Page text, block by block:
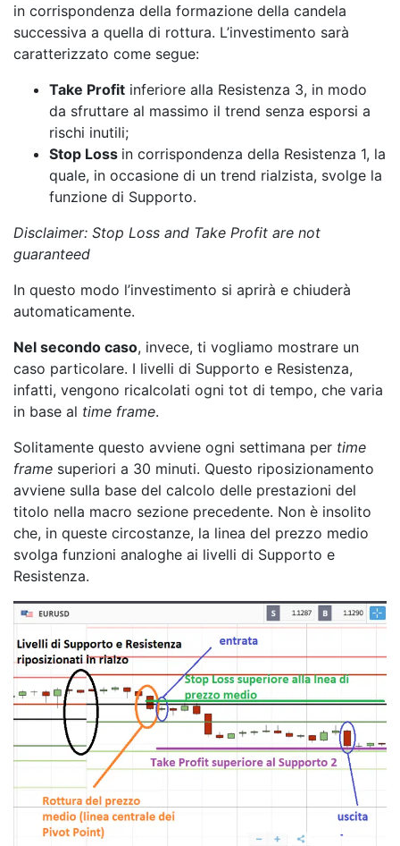
in corrispondenza della formazione della candela
successiva a quella di rottura. L’investimento sarà
caratterizzato come segue:
Take Profit inferiore alla Resistenza 3, in modo
da sfruttare al massimo il trend senza esporsi a
rischi inutili;
Stop Loss in corrispondenza della Resistenza 1, la
quale, in occasione di un trend rialzista, svolge la
funzione di Supporto.
Disclaimer: Stop Loss and Take Profit are not
guaranteed
In questo modo l’investimento si aprirà e chiuderà
automaticamente.
Nel secondo caso, invece, ti vogliamo mostrare un
caso particolare. I livelli di Supporto e Resistenza,
infatti, vengono ricalcolati ogni tot di tempo, che varia
in base al time frame.
Solitamente questo avviene ogni settimana per time
frame superiori a 30 minuti. Questo riposizionamento
avviene sulla base del calcolo delle prestazioni del
titolo nella macro sezione precedente. Non è insolito
che, in queste circostanze, la linea del prezzo medio
svolga funzioni analoghe ai livelli di Supporto e
Resistenza.